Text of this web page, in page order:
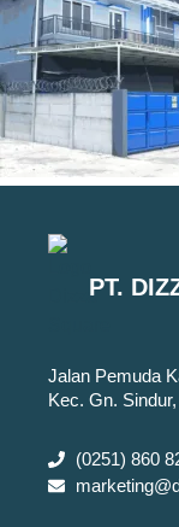
PT.
Jalan Pemuda
Kec. Gn.
(0251) 860